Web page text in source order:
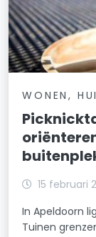
WONEN,
15 februari
In Apeldoorn
Tuinen